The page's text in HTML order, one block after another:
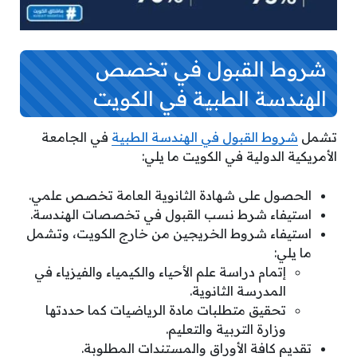
شروط القبول في تخصص
الهندسة الطبية في الكويت
تشمل شروط القبول في الهندسة الطبية في الجامعة
الأمريكية الدولية في الكويت ما يلي:
الحصول على شهادة الثانوية العامة تخصص علمي.
استيفاء شرط نسب القبول في تخصصات الهندسة.
استيفاء شروط الخريجين من خارج الكويت، وتشمل
ما يلي:
إتمام دراسة علم الأحياء والكيمياء والفيزياء في
المدرسة الثانوية.
تحقيق متطلبات مادة الرياضيات كما حددتها
وزارة التربية والتعليم.
تقديم كافة الأوراق والمستندات المطلوبة.